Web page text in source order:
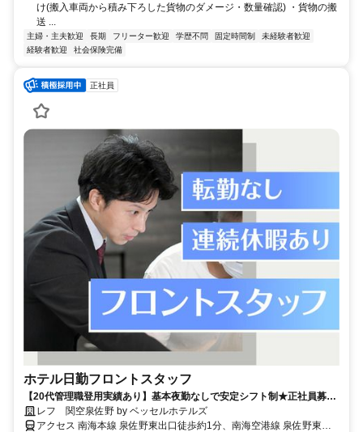
け(搬入車両から積み下ろした貨物のダメージ・数量確認) ・貨物の搬
送 ...
主婦・主夫歓迎 長期 フリーター歓迎 学歴不問 固定時間制
未経験者歓迎
経験者歓迎
社会保険完備
正社員
ホテル日勤フロントスタッフ
【20代管理職登用実績あり】基本夜勤なしで安定シフト制★正社員募
集！駅直結♪転勤なし！賞与＆昇給あり
レフ 関空泉佐野 by ベッセルホテルズ
アクセス 南海本線 泉佐野東出口徒歩約1分、南海空港線 泉佐野東出